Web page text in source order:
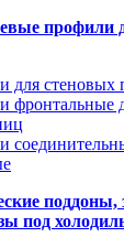
профили
для стеновых
фронтальные
под